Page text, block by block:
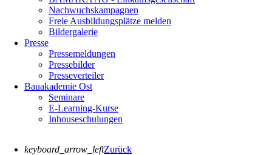
Nachwuchskampagnen
Freie Ausbildungsplätze melden
Bildergalerie
Presse
Pressemeldungen
Pressebilder
Presseverteiler
Bauakademie Ost
Seminare
E-Learning-Kurse
Inhouseschulungen
keyboard_arrow_leftZurück